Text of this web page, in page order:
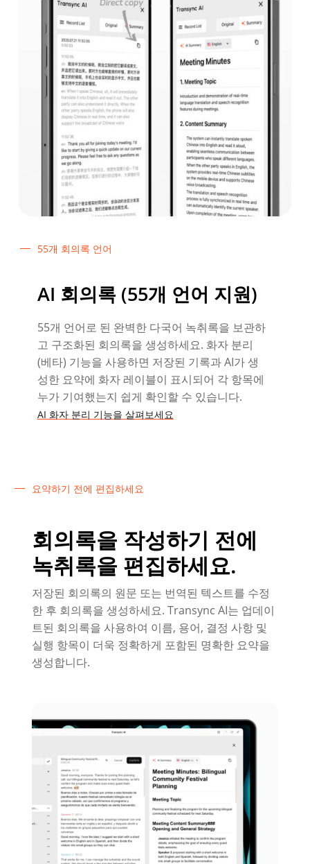
55개 회의록 언어
AI 회의록 (55개 언어 지원)
55개 언어로 된 완벽한 다국어 녹취록을 보관하
고 구조화된 회의록을 생성하세요. 화자 분리
(베타) 기능을 사용하면 저장된 기록과 AI가 생
성한 요약에 화자 레이블이 표시되어 각 항목에
누가 기여했는지 쉽게 확인할 수 있습니다.
AI 화자 분리 기능을 살펴보세요
요약하기 전에 편집하세요
회의록을 작성하기 전에
녹취록을 편집하세요.
저장된 회의록의 원문 또는 번역된 텍스트를 수정
한 후 회의록을 생성하세요. Transync AI는 업데이
트된 회의록을 사용하여 이름, 용어, 결정 사항 및
실행 항목이 더욱 정확하게 포함된 명확한 요약을
생성합니다.